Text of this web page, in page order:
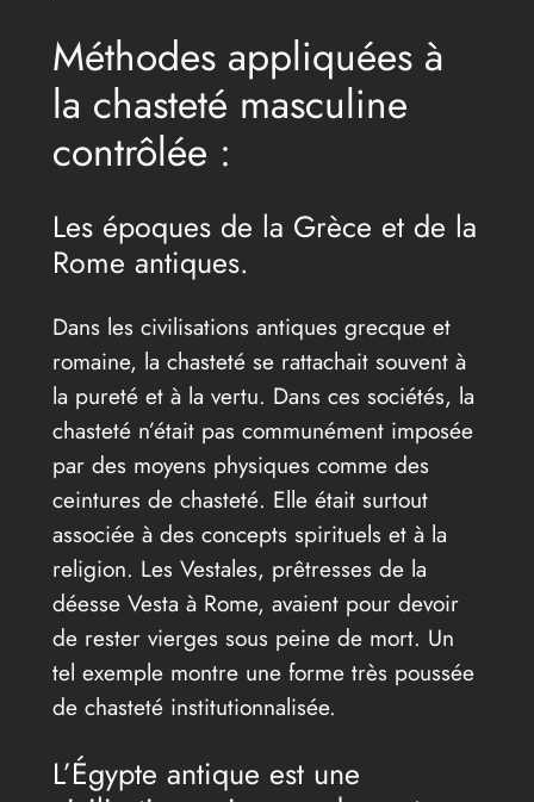
Méthodes appliquées à
la chasteté masculine
contrôlée :
Les époques de la Grèce et de la
Rome antiques.
Dans les civilisations antiques grecque et
romaine, la chasteté se rattachait souvent à
la pureté et à la vertu. Dans ces sociétés, la
chasteté n’était pas communément imposée
par des moyens physiques comme des
ceintures de chasteté. Elle était surtout
associée à des concepts spirituels et à la
religion. Les Vestales, prêtresses de la
déesse Vesta à Rome, avaient pour devoir
de rester vierges sous peine de mort. Un
tel exemple montre une forme très poussée
de chasteté institutionnalisée.
L’Égypte antique est une